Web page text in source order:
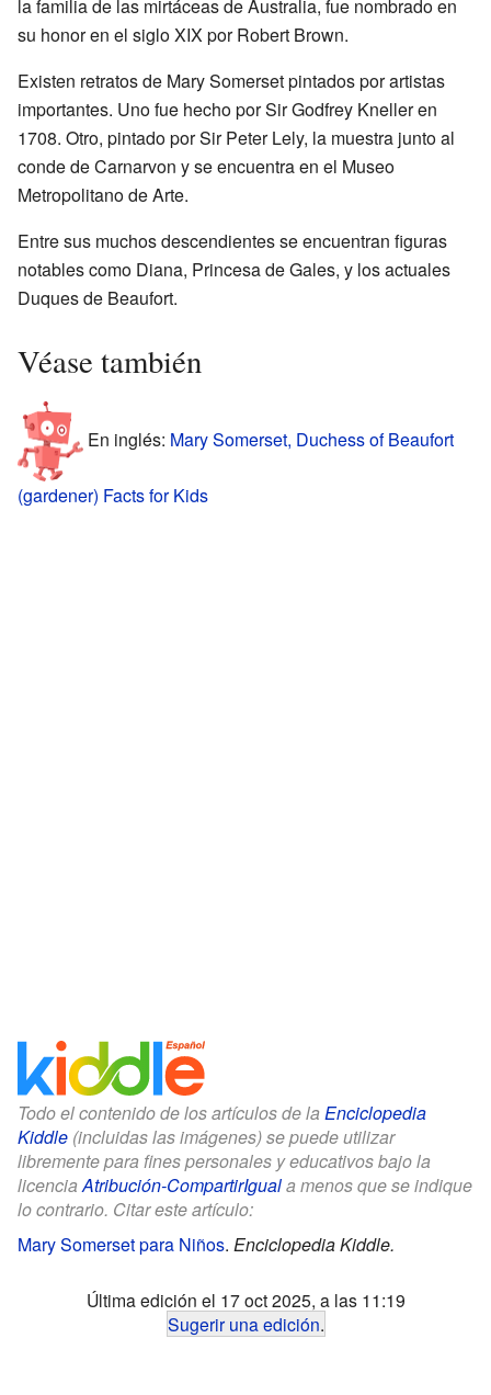
la familia de las mirtáceas de Australia, fue nombrado en
su honor en el siglo XIX por Robert Brown.
Existen retratos de Mary Somerset pintados por artistas
importantes. Uno fue hecho por Sir Godfrey Kneller en
1708. Otro, pintado por Sir Peter Lely, la muestra junto al
conde de Carnarvon y se encuentra en el Museo
Metropolitano de Arte.
Entre sus muchos descendientes se encuentran figuras
notables como Diana, Princesa de Gales, y los actuales
Duques de Beaufort.
Véase también
En inglés: Mary Somerset, Duchess of Beaufort
(gardener) Facts for Kids
Todo el contenido de los artículos de la Enciclopedia
Kiddle (incluidas las imágenes) se puede utilizar
libremente para fines personales y educativos bajo la
licenciaAtribución-CompartirIguala menos que se indique
lo contrario. Citar este artículo:
Mary Somerset para Niños. Enciclopedia Kiddle.
Última edición el 17 oct 2025, a las 11:19
Sugerir una edición.